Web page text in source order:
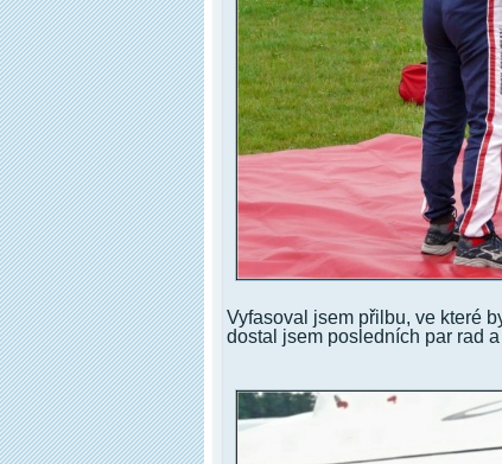
Vyfasoval jsem přilbu, ve které
dostal jsem posledních par rad